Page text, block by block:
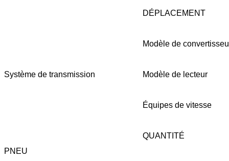
DÉPLACEMENT
Système de transmission
Modèle de
Modèle de lecteur
Équipes de vitesse
PNEU
QUANTITÉ